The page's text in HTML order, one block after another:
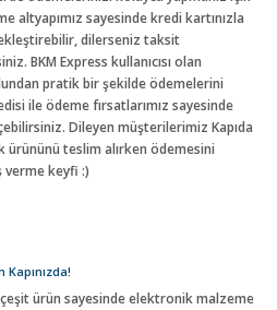
altyapımız sayesinde kredi kartınızla
dilerseniz taksit
BKM Express kullanıcısı olan
pratik bir şekilde ödemelerini
ile ödeme fırsatlarımız sayesinde
Dileyen müşterilerimiz Kapıda
teslim alırken ödemesini
verme keyfi :)
Kapınızda!
ürün sayesinde elektronik malzeme